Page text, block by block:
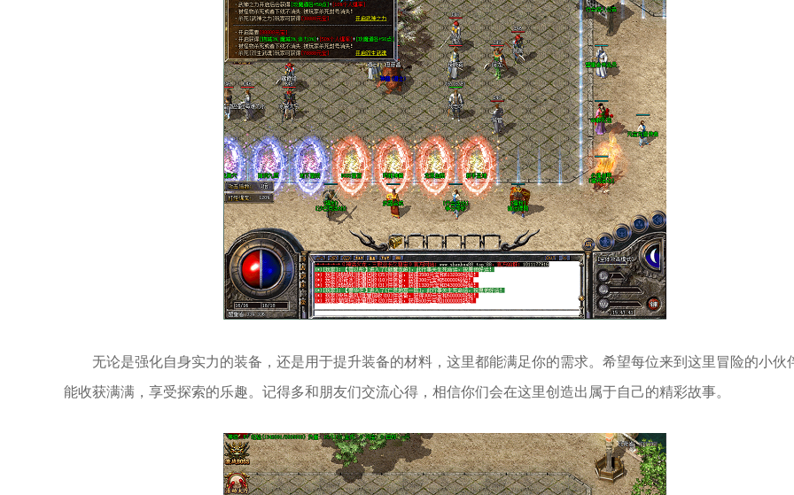
无论是强化自身实力的装备，还是用于提升装备的材料，这里都能满足你的需求。希望每位来到这里冒险的小伙
能收获满满，享受探索的乐趣。记得多和朋友们交流心得，相信你们会在这里创造出属于自己的精彩故事。